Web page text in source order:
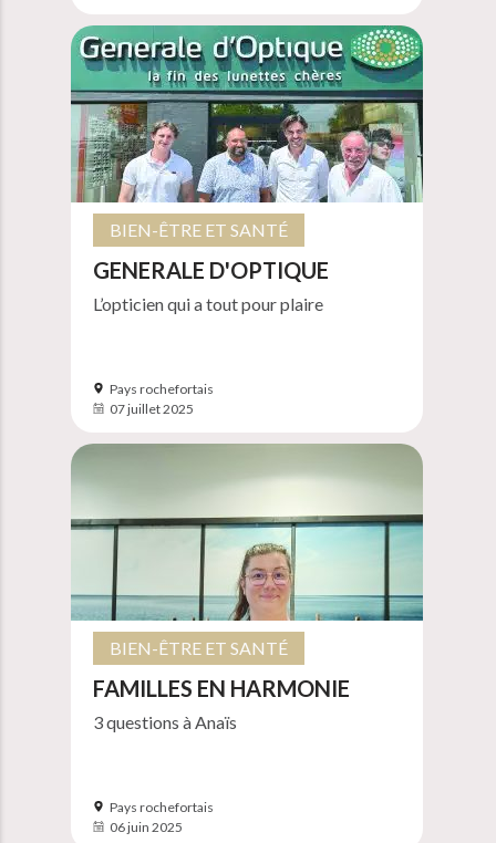
BIEN-ÊTRE ET SANTÉ
GENERALE D'OPTIQUE
L’opticien qui a tout pour plaire
Pays rochefortais
07 juillet 2025
BIEN-ÊTRE ET SANTÉ
FAMILLES EN HARMONIE
3 questions à Anaïs
Pays rochefortais
06 juin 2025